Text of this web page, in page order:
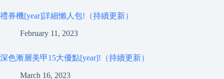
禮券機[year]詳細懶人包!（持續更新）
February 11, 2023
深色漸層美甲15大優點[year]!（持續更新）
March 16, 2023